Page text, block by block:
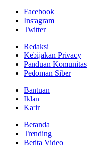
Facebook
Instagram
Twitter
Redaksi
Kebijakan Privacy
Panduan Komunitas
Pedoman Siber
Bantuan
Iklan
Karir
Beranda
Trending
Berita Video